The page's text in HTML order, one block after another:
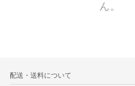
ん。
配送・送料について